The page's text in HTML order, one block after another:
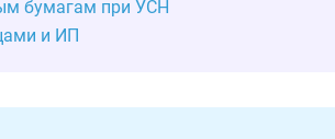
бумагам при УСН
и ИП